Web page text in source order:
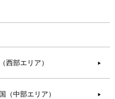
西部エリア） ▶︎
（中部エリア） ▶︎